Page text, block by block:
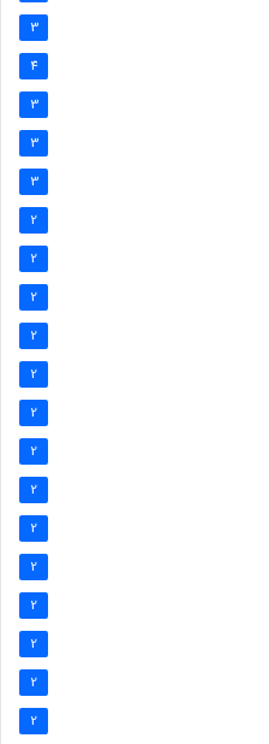
3
4
3
3
3
2
2
2
2
2
2
2
2
2
2
2
2
2
2